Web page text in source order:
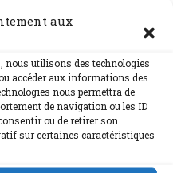
aux
nous utilisons des technologies
accéder aux informations des
nous permettra de
de navigation ou les ID
ou de retirer son
sur certaines caractéristiques